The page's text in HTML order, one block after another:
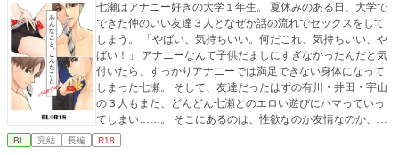
七瀬はアナニー好きの大学１年生。 夏休みのある日、大学で
できた仲のいい友達３人となぜか話の流れでセックスをして
しまう。 「やばい、気持ちいい。何だこれ、気持ちいい、や
ばい！」 アナニーなんて子供だましにすぎなかったんだと気
付いたら、すっかりアナニーでは満足できない身体になって
しまった七瀬。 そして、友達だったはずの有川・井田・宇山
の３人もまた、どんどん七瀬とのエロい遊びにハマっていっ
てしまい……。 そこにあるのは、性欲なのか友情なのか、そ
れとも。 セックスに耽りつつもそれぞれの想いは少しずつ育
BL 完結 長編 R18